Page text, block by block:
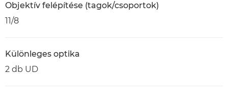
Objektív felépítése (tagok/csoportok)
11/8
Különleges optika
2 db UD